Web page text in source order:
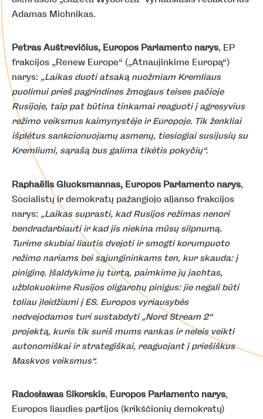
Adamas Michnikas.
Petras Auštrevičius, Europos Parlamento narys, EP
frakcijos „Renew Europe“ („Atnaujinkime Europą“)
narys: „Laikas duoti atsaką nuožmiam Kremliaus
puolimui prieš pagrindines žmogaus teises pačioje
Rusijoje, taip pat būtina tinkamai reaguoti į agresyvius
režimo veiksmus kaimynystėje ir Europoje. Tik ženkliai
išplėtus sankcionuojamų asmenų, tiesiogiai susijusių su
Kremliumi, sąrašą bus galima tikėtis pokyčių“.
Raphaëlis Glucksmannas, Europos Parlamento narys,
Socialistų ir demokratų pažangiojo aljanso frakcijos
narys: „Laikas suprasti, kad Rusijos režimas nenori
bendradarbiauti ir kad jis niekina mūsų silpnumą.
Turime skubiai liautis dvejoti ir smogti korumpuoto
režimo nariams bei sąjungininkams ten, kur skauda: į
piniginę. Įšaldykime jų turtą, paimkime jų jachtas,
užblokuokime Rusijos oligarchų pinigus: jie negali būti
toliau įleidžiami į ES. Europos vyriausybės
nedvejodamos turi sustabdyti „Nord Stream 2“
projektą, kuris tik suriš mums rankas ir neleis veikti
autonomiškai ir strategiškai, reaguojant į priešiškus
Maskvos veiksmus“.
Radosławas Sikorskis, Europos Parlamento narys,
Europos liaudies partijos (krikščionių demokratų)